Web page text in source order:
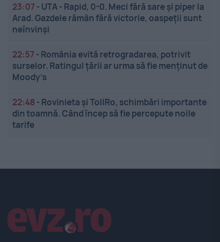
23:07 - UTA - Rapid, 0-0. Meci fără sare și piper la
Arad. Gazdele rămân fără victorie, oaspeții sunt
neînvinși
22:57 - România evită retrogradarea, potrivit
surselor. Ratingul țării ar urma să fie menținut de
Moody’s
22:48 - Rovinieta și TollRo, schimbări importante
din toamnă. Când încep să fie percepute noile
tarife
Linkuri utile